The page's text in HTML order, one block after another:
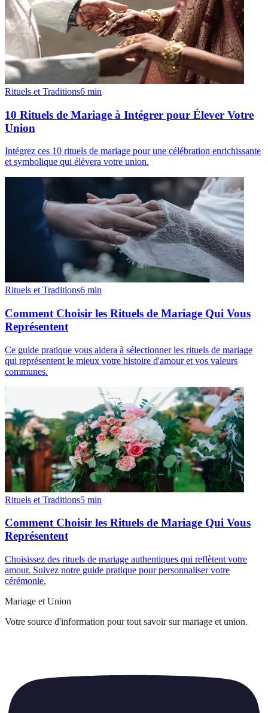
Rituels et Traditions6 min
10 Rituels de Mariage à Intégrer pour Élever Votre
Union
Intégrez ces 10 rituels de mariage pour une célébration enrichissante
et symbolique qui élèvera votre union.
Rituels et Traditions6 min
Comment Choisir les Rituels de Mariage Qui Vous
Représentent
Ce guide pratique vous aidera à sélectionner les rituels de mariage
qui représentent le mieux votre histoire d'amour et vos valeurs
communes.
Rituels et Traditions5 min
Comment Choisir les Rituels de Mariage Qui Vous
Représentent
Choisissez des rituels de mariage authentiques qui reflètent votre
amour. Suivez notre guide pratique pour personnaliser votre
cérémonie.
Mariage et Union
Votre source d'information pour tout savoir sur mariage et union.